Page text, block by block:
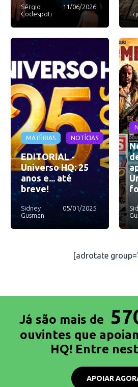
Sérgio
Codespoti
11/06/2026
MATÉRIAS NOTÍCIAS
EDITORIAL -
Universo HQ: 25
anos e... até
breve!
Sidney
Gusman
05/01/2025
[adrotate
Já são mais de
ouvintes que
HQ! Entre
APOIAR